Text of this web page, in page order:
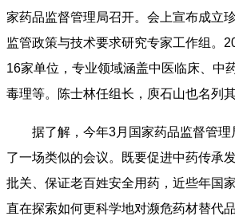
家药品监督管理局召开。会上宣布成立
监管政策与技术要求研究专家工作组。
16家单位，专业领域涵盖中医临床、中
毒理等。陈士林任组长，庾石山也名列其
据了解，今年3月国家药品监督管
了一场类似的会议。既要促进中药传承
批关、保证老百姓安全用药，近些年国
直在探索如何更科学地对濒危药材替代品